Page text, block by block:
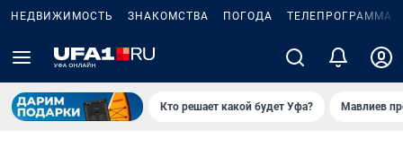
НЕДВИЖИМОСТЬ ЗНАКОМСТВА ПОГОДА ТЕЛЕПРОГРАММА
Кто решает какой будет Уфа? Мавлиев